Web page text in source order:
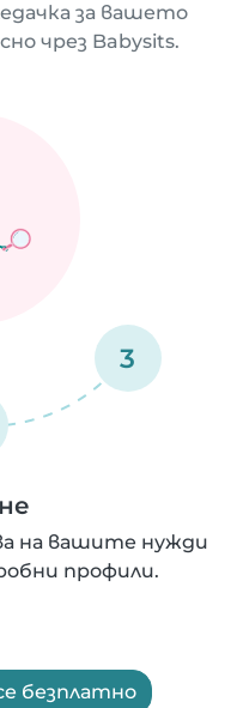
за вашето
чрез Babysits.
3
на вашите нужди
профили.
безплатно